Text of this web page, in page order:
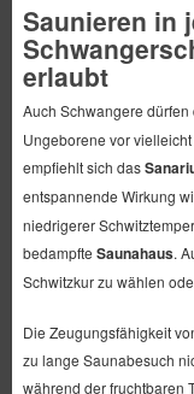
Saunieren in
erlaubt
Auch Schwangere dürfen
Ungeborene vor
empfiehlt sich das
entspannende Wirkung
niedrigerer
bedampfte Saunahaus.
Schwitzkur zu wählen
Die Zeugungsfähigkeit
zu lange Saunabesuch
während der fruchtbaren